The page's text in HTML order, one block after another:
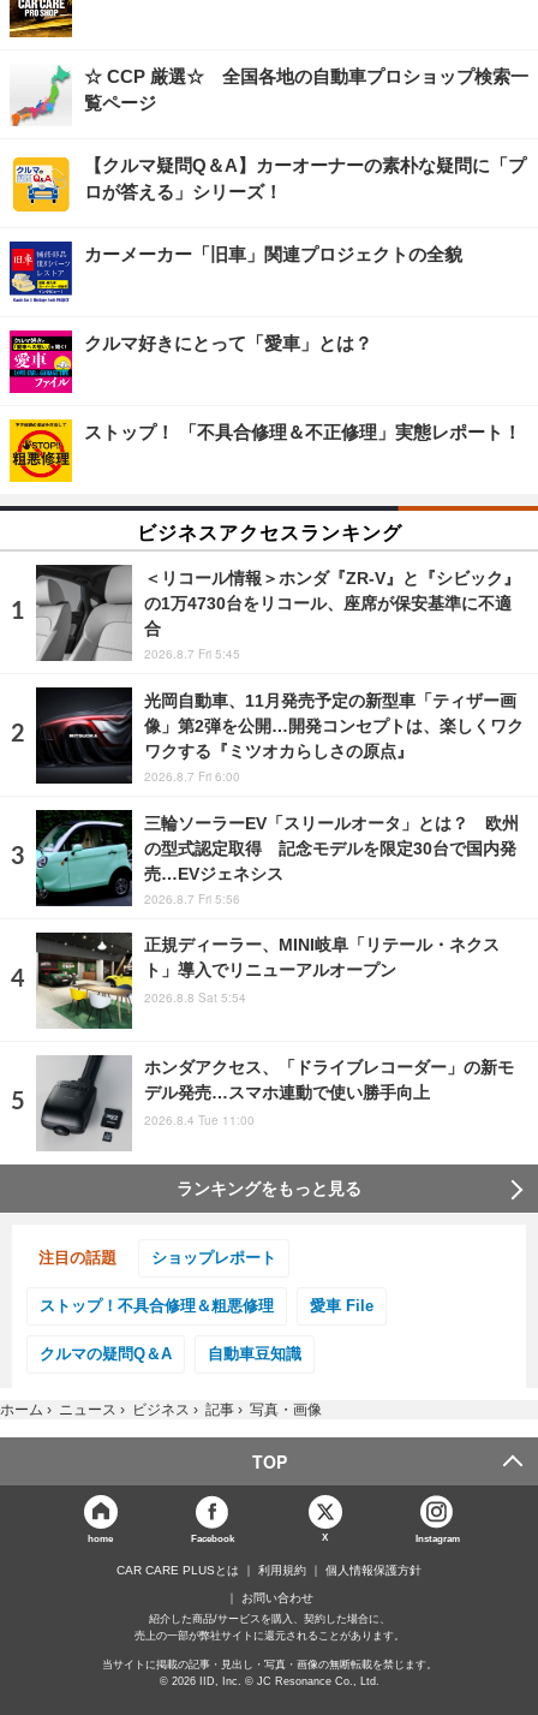
☆ CCP 厳選☆ 全国各地の自動車プロショップ検索一
覧ページ
【クルマ疑問Q＆A】カーオーナーの素朴な疑問に「プ
ロが答える」シリーズ！
カーメーカー「旧車」関連プロジェクトの全貌
クルマ好きにとって「愛車」とは？
ストップ！ 「不具合修理＆不正修理」実態レポート！
ビジネスアクセスランキング
＜リコール情報＞ホンダ『ZR-V』と『シビック』
の1万4730台をリコール、座席が保安基準に不適
合
2026.8.7 Fri 5:45
光岡自動車、11月発売予定の新型車「ティザー画
像」第2弾を公開…開発コンセプトは、楽しくワク
ワクする『ミツオカらしさの原点』
2026.8.7 Fri 6:00
三輪ソーラーEV「スリールオータ」とは？ 欧州
の型式認定取得 記念モデルを限定30台で国内発
売…EVジェネシス
2026.8.7 Fri 5:56
正規ディーラー、MINI岐阜「リテール・ネクス
ト」導入でリニューアルオープン
2026.8.8 Sat 5:54
ホンダアクセス、「ドライブレコーダー」の新モ
デル発売…スマホ連動で使い勝手向上
2026.8.4 Tue 11:00
ランキングをもっと見る
注目の話題 ショップレポート
ストップ！不具合修理＆粗悪修理 愛車 File
クルマの疑問Q＆A 自動車豆知識
ホーム › ニュース › ビジネス › 記事 › 写真・画像
TOP
home Facebook X Instagram
CAR CARE PLUSとは 利用規約 個人情報保護方針
お問い合わせ
紹介した商品/サービスを購入、契約した場合に、
売上の一部が弊社サイトに還元されることがあります。
当サイトに掲載の記事・見出し・写真・画像の無断転載を禁じます。
© 2026 IID, Inc. © JC Resonance Co., Ltd.